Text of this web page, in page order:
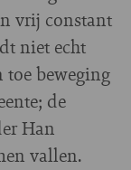
vrij constant
niet echt
beweging
de
Han
vallen.